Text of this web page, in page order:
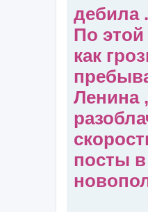
дебила .
По
как
Ленина
посты в